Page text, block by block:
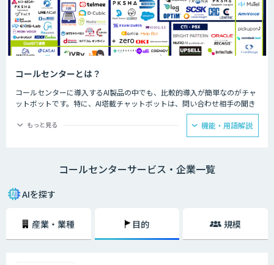
コールセンターとは？
コールセンターに導入するAI製品の中でも、比較的導入が簡単なのがチャ
ットボットです。特に、AI塔載チャットボットは、問い合わせ相手の聞き
たいことに対して、決められた回答をできるため、カスタマーサポートで
の普及が見込まれています。AIが問い合わせの4割を回答することで顧客
自身で自己解決できることが増え、スタッフが自ら行う部分を4割カット
大きな理由の一つです。顧客の時間の都合に合わせて問い合わせができる
ようになることで、カスタマーサポートが向上します。その結果顧客が知
た、AIによる自然なコミュニケーションを図ることで、顧客との関係性を
もっと見る 機能・用語解説
コールセンターサービス・企業一覧
AIを探す
産業・業種 目的 規模